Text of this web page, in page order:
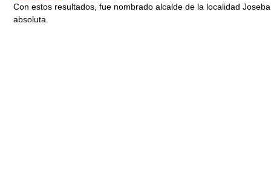
Con estos resultados, fue nombrado alcalde de la localidad
absoluta.